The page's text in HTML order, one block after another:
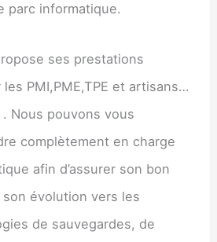
parc informatique.
ses prestations
les PMI,PME,TPE et artisans…
Nous pouvons vous
complètement en charge
afin d’assurer son bon
évolution vers les
de sauvegardes, de